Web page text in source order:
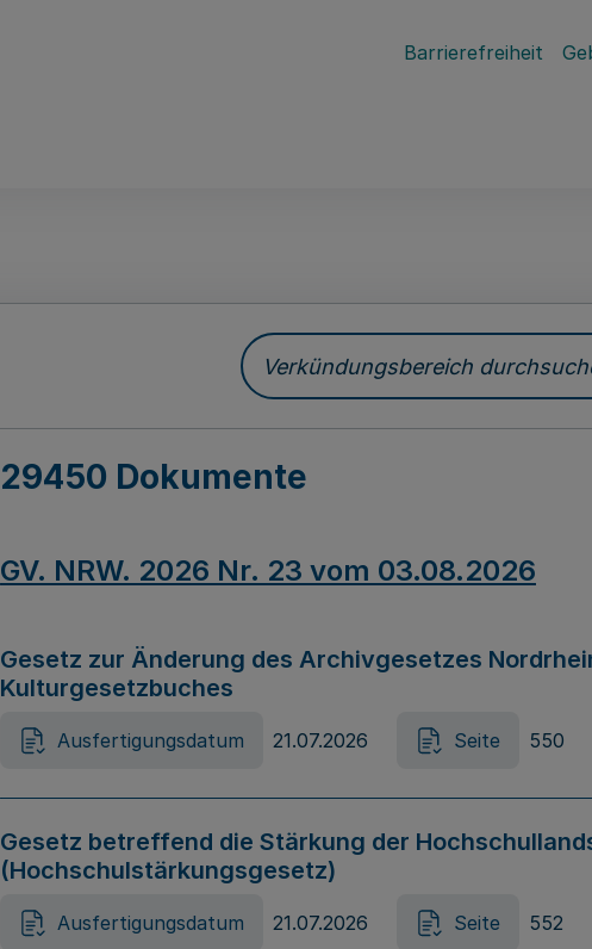
Barrierefreiheit
Verkündungsbereich durchsuchen
29450 Dokumente
GV. NRW. 2026 Nr. 23 vom 03.08.2026
Gesetz zur Änderung des Archivgesetzes
Kulturgesetzbuches
Ausfertigungsdatum 21.07.2026 Seite 550
Gesetz betreffend die Stärkung der
(Hochschulstärkungsgesetz)
Ausfertigungsdatum 21.07.2026 Seite 552